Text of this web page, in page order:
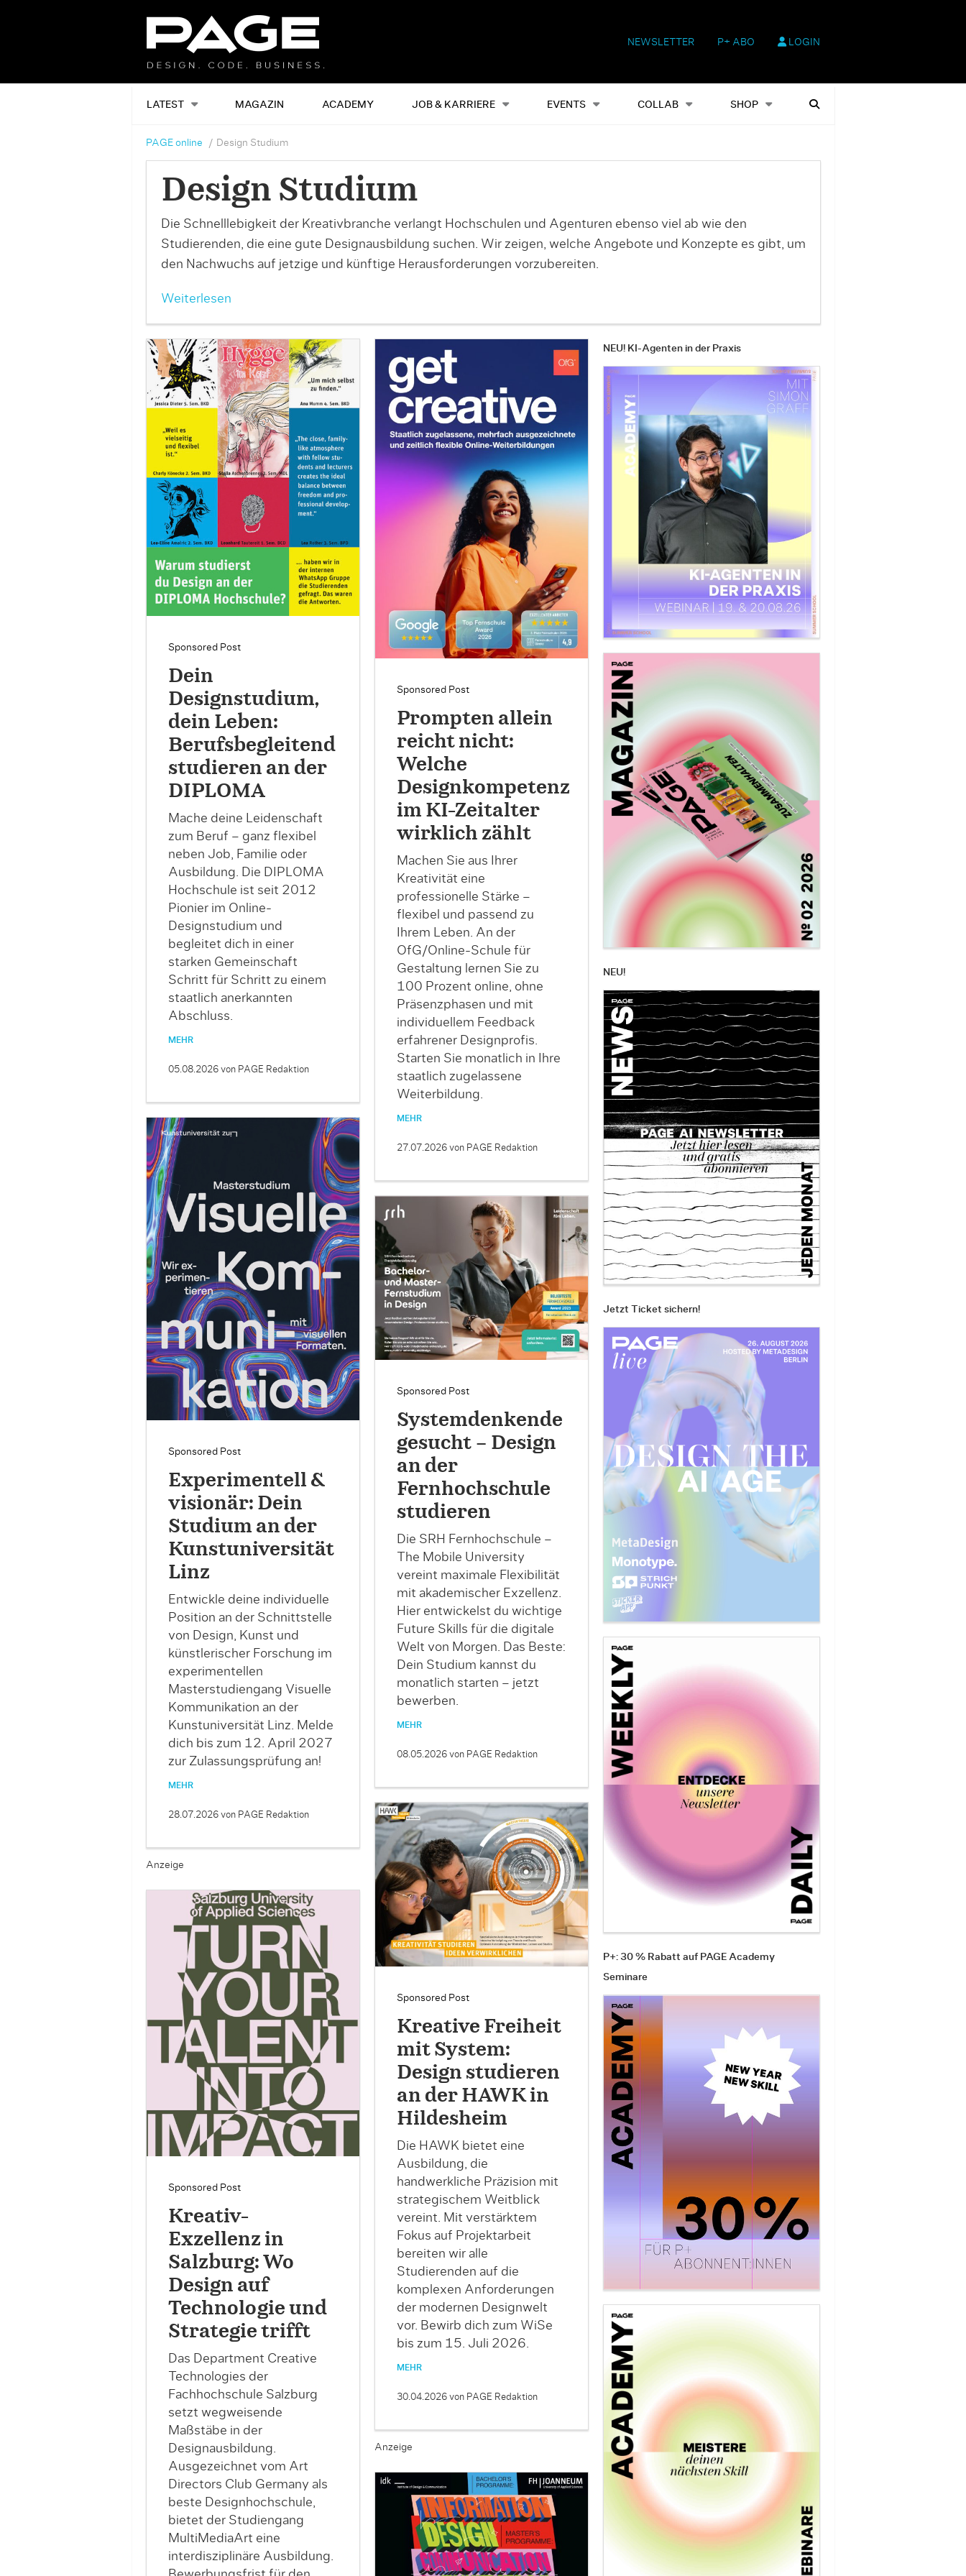
NEWSLETTER P+ ABO LOGIN
LATEST MAGAZIN ACADEMY JOB & KARRIERE EVENTS COLLAB SHOP
Alles Events Shop Heftausgaben Suchen
PAGE online Design Studium
Design Studium
Die Schnelllebigkeit der Kreativbranche verlangt Hochschulen und Agenturen ebenso viel ab wie den
Studierenden, die eine gute Designausbildung suchen. Wir zeigen, welche Angebote und Konzepte es gibt, um
den Nachwuchs auf jetzige und künftige Herausforderungen vorzubereiten.
Weiterlesen
Sponsored Post
Dein
Designstudium,
dein Leben:
Berufsbegleitend
studieren an der
DIPLOMA
Mache deine Leidenschaft
zum Beruf – ganz flexibel
neben Job, Familie oder
Ausbildung. Die DIPLOMA
Hochschule ist seit 2012
Pionier im Online-
Designstudium und
begleitet dich in einer
starken Gemeinschaft
Schritt für Schritt zu einem
staatlich anerkannten
Abschluss.
MEHR
05.08.2026 von PAGE Redaktion
Sponsored Post
Experimentell &
visionär: Dein
Studium an der
Kunstuniversität
Linz
Entwickle deine individuelle
Position an der Schnittstelle
von Design, Kunst und
künstlerischer Forschung im
experimentellen
Masterstudiengang Visuelle
Kommunikation an der
Kunstuniversität Linz. Melde
dich bis zum 12. April 2027
zur Zulassungsprüfung an!
MEHR
28.07.2026 von PAGE Redaktion
Sponsored Post
Prompten allein
reicht nicht:
Welche
Designkompetenz
im KI-Zeitalter
wirklich zählt
Machen Sie aus Ihrer
Kreativität eine
professionelle Stärke –
flexibel und passend zu
Ihrem Leben. An der
OfG/Online-Schule für
Gestaltung lernen Sie zu
100 Prozent online, ohne
Präsenzphasen und mit
individuellem Feedback
erfahrener Designprofis.
Starten Sie monatlich in Ihre
staatlich zugelassene
Weiterbildung.
MEHR
27.07.2026 von PAGE Redaktion
Anzeige
Sponsored Post
Systemdenkende
gesucht – Design
an der
Fernhochschule
studieren
Die SRH Fernhochschule –
The Mobile University
vereint maximale Flexibilität
mit akademischer Exzellenz.
Hier entwickelst du wichtige
Future Skills für die digitale
Welt von Morgen. Das Beste:
Dein Studium kannst du
monatlich starten – jetzt
bewerben.
MEHR
08.05.2026 von PAGE Redaktion
Sponsored Post
Kreativ-
Exzellenz in
Salzburg: Wo
Design auf
Technologie und
Strategie trifft
Das Department Creative
Technologies der
Fachhochschule Salzburg
setzt wegweisende
Maßstäbe in der
Designausbildung.
Ausgezeichnet vom Art
Directors Club Germany als
beste Designhochschule,
bietet der Studiengang
MultiMediaArt eine
interdisziplinäre Ausbildung.
Sponsored Post
Kreative Freiheit
mit System:
Design studieren
an der HAWK in
Hildesheim
Die HAWK bietet eine
Ausbildung, die
handwerkliche Präzision mit
strategischem Weitblick
vereint. Mit verstärktem
Fokus auf Projektarbeit
bereiten wir alle
Studierenden auf die
komplexen Anforderungen
der modernen Designwelt
vor. Bewirb dich zum WiSe
bis zum 15. Juli 2026.
MEHR
30.04.2026 von PAGE Redaktion
Anzeige
NEU! KI-Agenten in der Praxis
NEU!
Jetzt Ticket sichern!
P+: 30 % Rabatt auf PAGE Academy
Seminare